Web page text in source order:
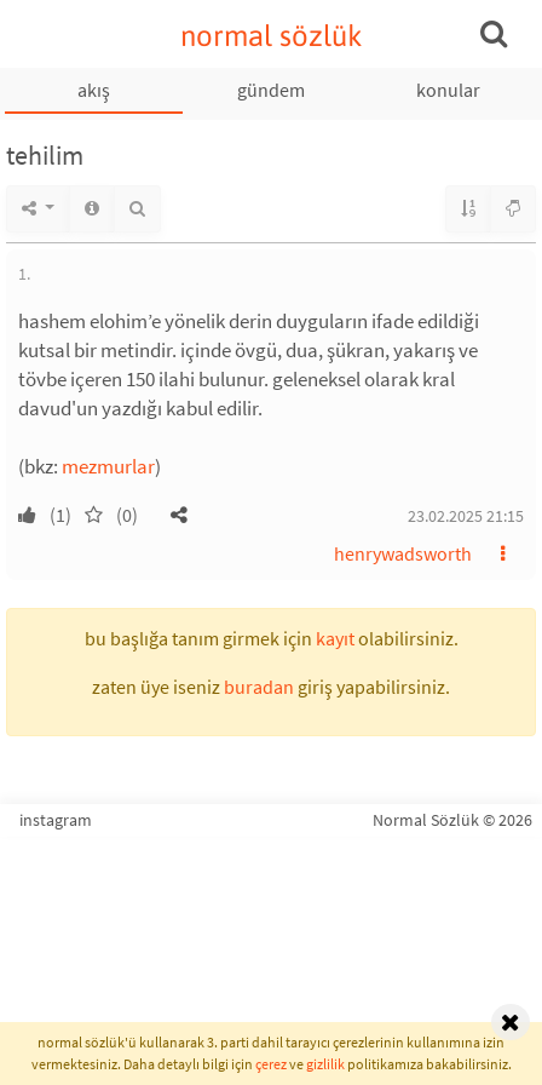
normal sözlük
akış gündem konular
tehilim
1.
hashem elohim’e yönelik derin duyguların ifade edildiği
kutsal bir metindir. içinde övgü, dua, şükran, yakarış ve
tövbe içeren 150 ilahi bulunur. geleneksel olarak kral
davud'un yazdığı kabul edilir.
(bkz: mezmurlar)
(1) (0) 23.02.2025 21:15
henrywadsworth
bu başlığa tanım girmek için kayıtolabilirsiniz.
zaten üye iseniz buradan giriş yapabilirsiniz.
instagram Normal Sözlük © 2026
normal sözlük'ü kullanarak 3. parti dahil tarayıcı çerezlerinin kullanımına izin
vermektesiniz. Daha detaylı bilgi için çerezvegizlilikpolitikamıza bakabilirsiniz.